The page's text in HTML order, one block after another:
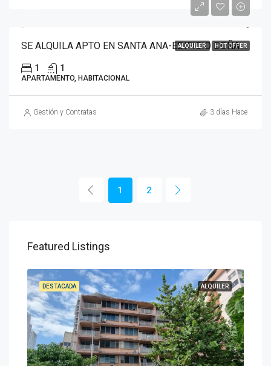
ALQUILER HOT OFFER
SE ALQUILA APTO EN SANTA ANA-EDIFICIO DOÑA ELVIRA
1 1
APARTAMENTO, HABITACIONAL
Gestión y Contratas 3 días Hace
1 2
Featured Listings
ALQUILER
DESTACADA